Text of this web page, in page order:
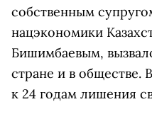
собственным
нацэкономики
Бишимбаевым,
стране и в обществе.
к 24 годам лишения